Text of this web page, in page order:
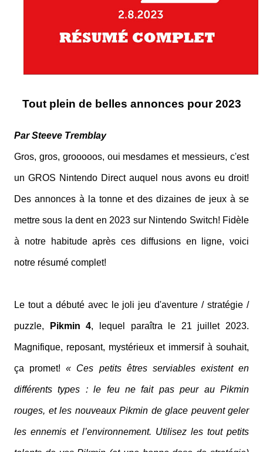
Tout plein de belles annonces pour 2023
Par Steeve Tremblay
Gros, gros, grooooos, oui mesdames et messieurs, c'est
un GROS Nintendo Direct auquel nous avons eu droit!
Des annonces à la tonne et des dizaines de jeux à se
mettre sous la dent en 2023 sur Nintendo Switch! Fidèle
à notre habitude après ces diffusions en ligne, voici
notre résumé complet!
Le tout a débuté avec le joli jeu d'aventure / stratégie /
puzzle, Pikmin 4, lequel paraîtra le 21 juillet 2023.
Magnifique, reposant, mystérieux et immersif à souhait,
ça promet!« Ces petits êtres serviables existent en
différents types : le feu ne fait pas peur au Pikmin
rouges, et les nouveaux Pikmin de glace peuvent geler
les ennemis et l’environnement. Utilisez les tout petits